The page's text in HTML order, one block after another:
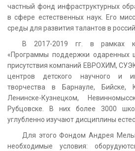
частный фонд инфраструктурных
в сфере естественных наук. Его
среды для развития талантов в
В 2017-2019 гг. в рамках
«Программы поддержки одаренных
присутствия компаний ЕВРОХИМ,
центров детского научного и
творчества в Барнауле, Бийске,
Ленинске-Кузнецком,
Рубцовске. В них более 3000
углубленно изучают дисциплины
Для этого Фондом Андрея
необходимые условия: